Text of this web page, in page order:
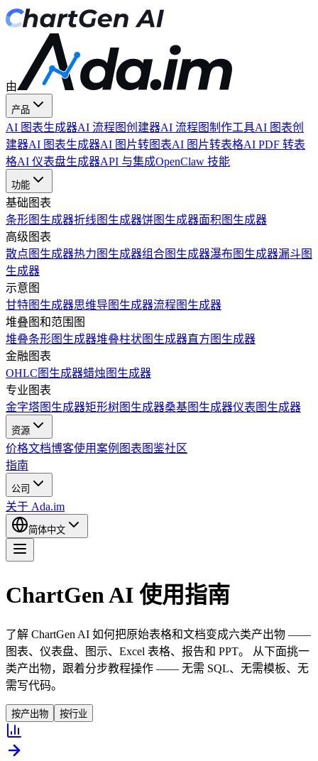
由
产品
AI 图表生成器AI 流程图创建器AI 流程图制作工具AI 图表创
建器AI 图表生成器AI 图片转图表AI 图片转表格AI PDF 转表
格AI 仪表盘生成器API 与集成OpenClaw 技能
功能
基础图表
条形图生成器折线图生成器饼图生成器面积图生成器
高级图表
散点图生成器热力图生成器组合图生成器瀑布图生成器漏斗图
生成器
示意图
甘特图生成器思维导图生成器流程图生成器
堆叠图和范围图
堆叠条形图生成器堆叠柱状图生成器直方图生成器
金融图表
OHLC图生成器蜡烛图生成器
专业图表
金字塔图生成器矩形树图生成器桑基图生成器仪表图生成器
资源
价格文档博客使用案例 图表图鉴社区
指南
公司
关于 Ada.im
简体中文
ChartGen AI 使用指南
了解 ChartGen AI 如何把原始表格和文档变成六类产出物 ——
图表、仪表盘、图示、Excel 表格、报告和 PPT。 从下面挑一
类产出物，跟着分步教程操作 —— 无需 SQL、无需模板、无
需写代码。
按产出物 按行业